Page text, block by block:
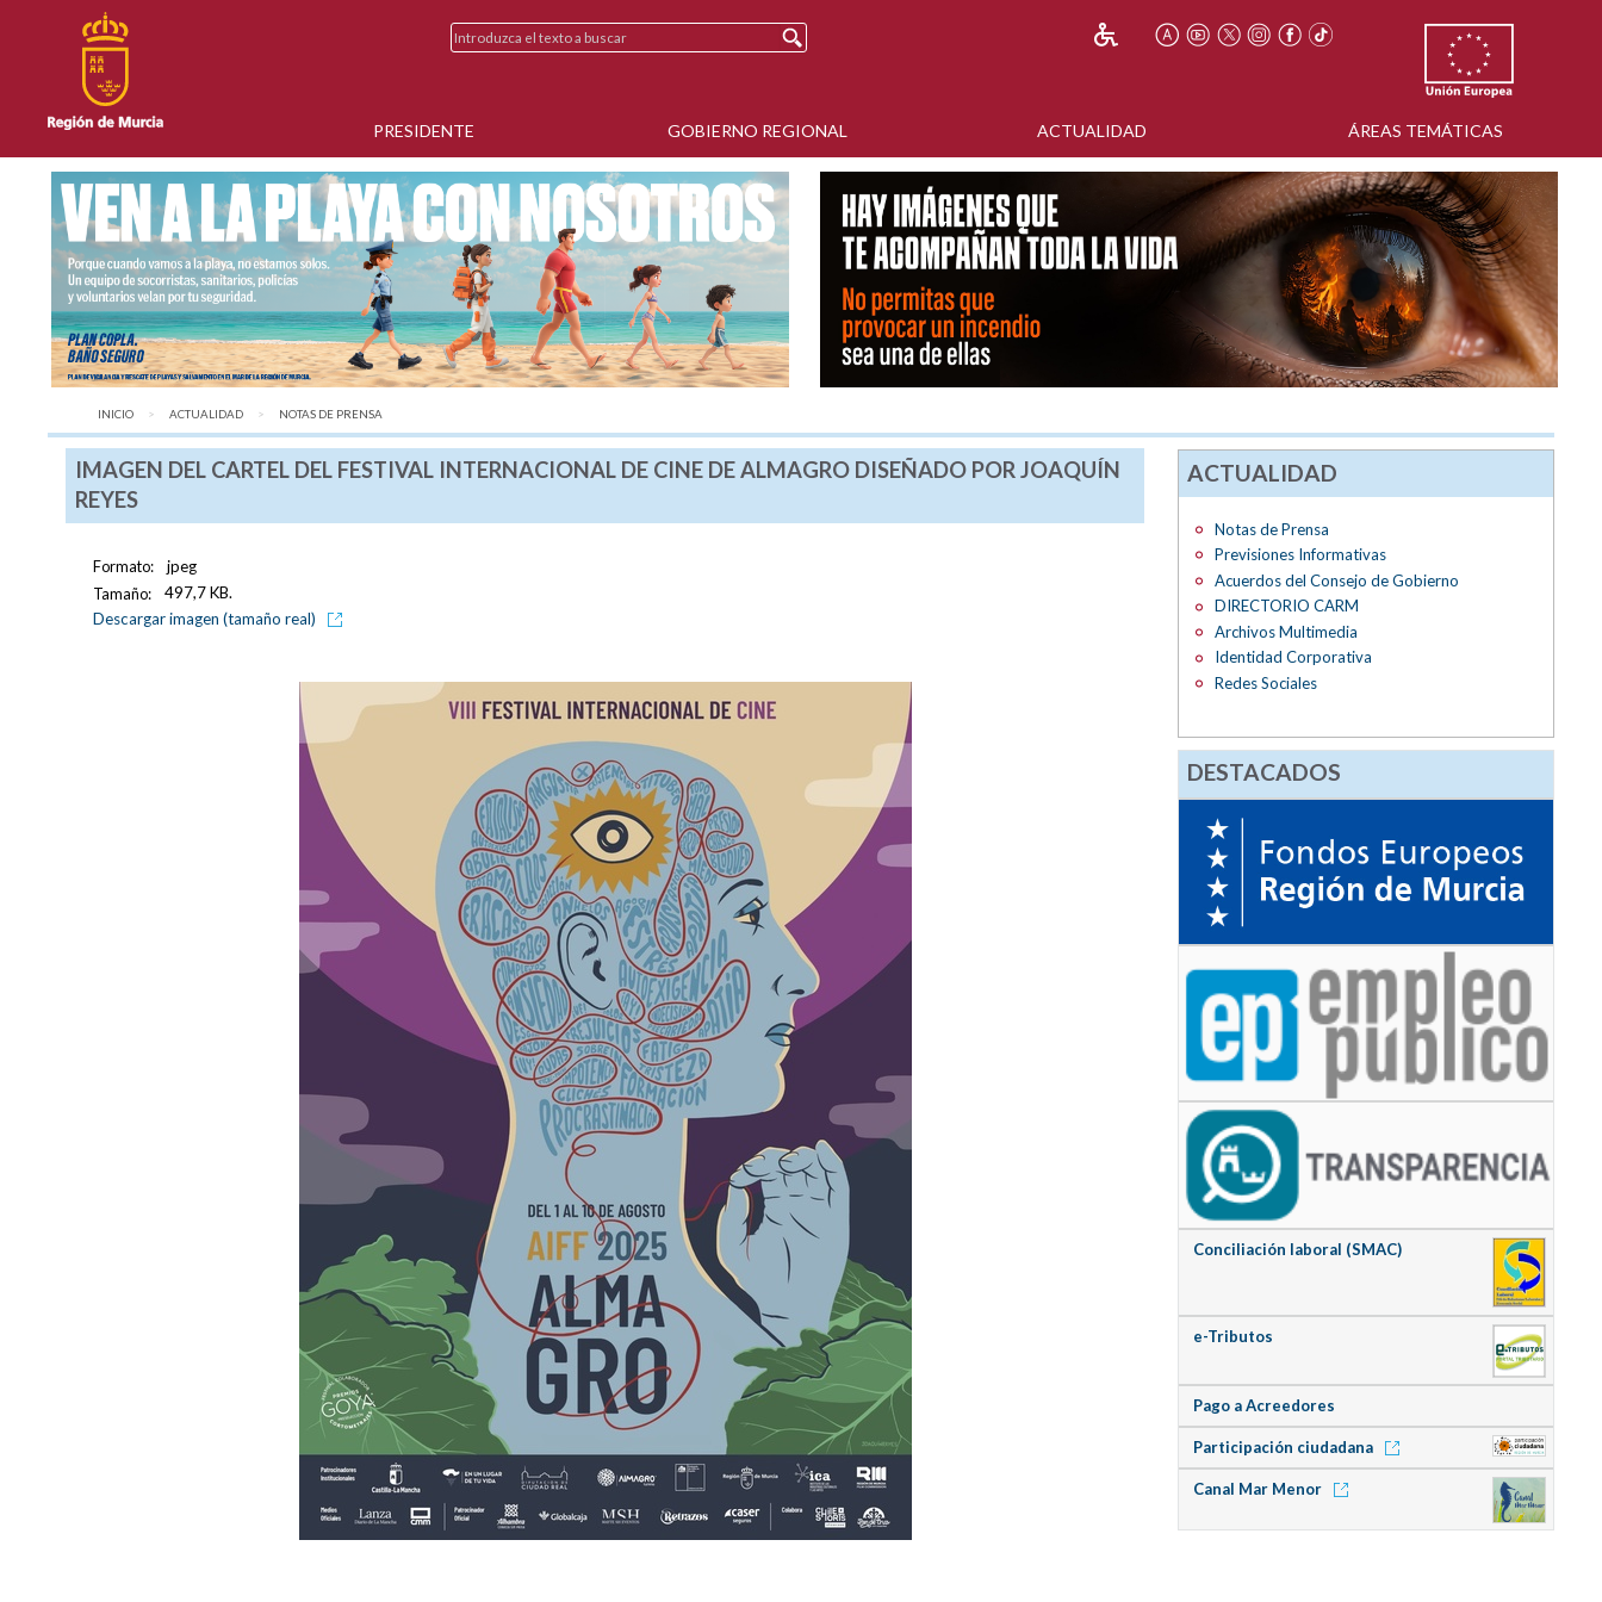
PRESIDENTE GOBIERNO REGIONAL ACTUALIDAD ÁREAS TEMÁTICAS
INICIO ACTUALIDAD AQUÍ:
NOTAS DE PRENSA
IMAGEN DEL CARTEL DEL FESTIVAL INTERNACIONAL DE CINE DE ALMAGRO DISEÑADO POR JOAQUÍN
REYES
Formato:
jpeg
Tamaño:
497,7 KB.
Descargar imagen (tamaño real)
ACTUALIDAD
Notas de Prensa
Previsiones Informativas
Acuerdos del Consejo de Gobierno
DIRECTORIO CARM
Archivos Multimedia
Identidad Corporativa
Redes Sociales
DESTACADOS
Conciliación laboral (SMAC)
e-Tributos
Pago a Acreedores
Participación ciudadana
Canal Mar Menor